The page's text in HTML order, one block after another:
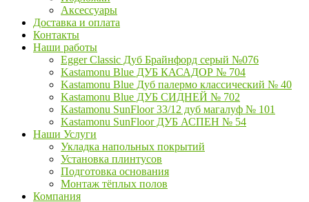
Аксессуары
Доставка и оплата
Контакты
Наши работы
Egger Classic Дуб Брайнфорд серый №076
Kastamonu Blue ДУБ КАСАДОР № 704
Kastamonu Blue Дуб палермо классический № 40
Kastamonu Blue ДУБ СИДНЕЙ № 702
Kastamonu SunFloor 33/12 дуб магалуф № 101
Kastamonu SunFloor ДУБ АСПЕН № 54
Наши Услуги
Укладка напольных покрытий
Установка плинтусов
Подготовка основания
Монтаж тёплых полов
Компания